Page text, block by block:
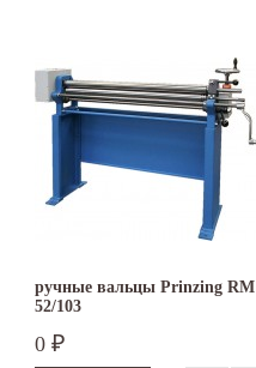
ручные вальцы Prinzing RM
52/103
0 ₽